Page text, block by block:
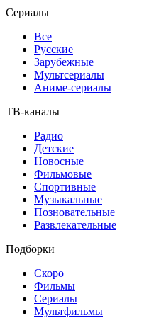
Сериалы
Все
Русские
Зарубежные
Мультсериалы
Аниме-сериалы
ТВ-каналы
Радио
Детские
Новосные
Фильмовые
Спортивные
Музыкальные
Позновательные
Развлекательные
Подборки
Скоро
Фильмы
Сериалы
Мультфильмы